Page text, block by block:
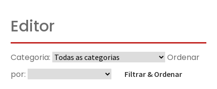
Editor
Categoria:
Ordenar
por:
Filtrar & Ordenar